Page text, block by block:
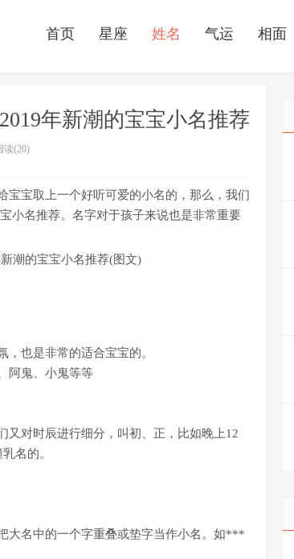
首页 星座 姓名 气运 相面
年新潮的宝宝小名推荐
读(20)
宝宝取上一个好听可爱的小名的，那么，我们
小名推荐。名字对于孩子来说也是非常重要
也是非常的适合宝宝的。
阿鬼、小鬼等等
又对时辰进行细分，叫初、正，比如晚上12
名的。
大名中的一个字重叠或垫字当作小名。如***